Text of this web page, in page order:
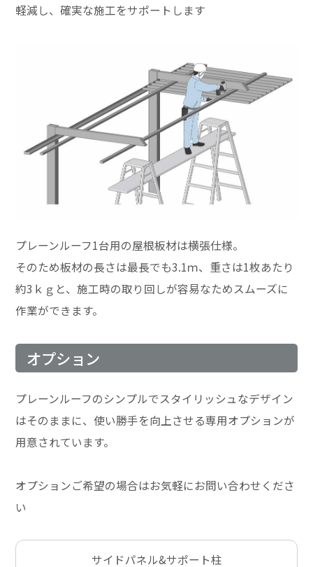
軽減し、確実な施工をサポートします
プレーンルーフ1台用の屋根板材は横張仕様。
そのため板材の長さは最長でも3.1ｍ、重さは1枚あたり
約3ｋｇと、施工時の取り回しが容易なためスムーズに
作業ができます。
オプション
プレーンルーフのシンプルでスタイリッシュなデザイン
はそのままに、使い勝手を向上させる専用オプションが
用意されています。
オプションご希望の場合はお気軽にお問い合わせくださ
い
サイドパネル&サポート柱